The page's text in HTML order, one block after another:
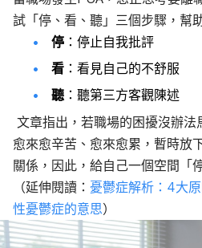
試「停、看、聽」三個步驟，幫
停 ：停止自我批評
看 ：看見自己的不舒服
聽 ：聽第三方客觀陳述
文章指出，若職場的困擾沒辦法
愈來愈辛苦、愈來愈累，暫時放
關係，因此，給自己一個空間「
（延伸閱讀： 憂鬱症解析：4大
性憂鬱症的意思）